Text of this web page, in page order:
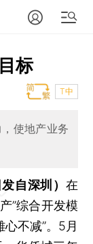
标
T中
使地产业务
自深圳） 在
”综合开发模
心不减”。5月